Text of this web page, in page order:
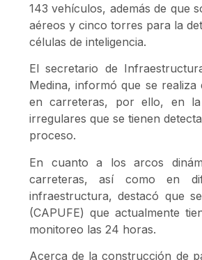
143 vehículos, además de que
aéreos y cinco torres para la
células de inteligencia.
El secretario de
Medina, informó que se
en carreteras, por ello, en la
irregulares que se tienen
proceso.
En cuanto a los arcos
carreteras, así como en
infraestructura, destacó que
(CAPUFE) que actualmente
monitoreo las 24 horas.
Acerca de la construcción de